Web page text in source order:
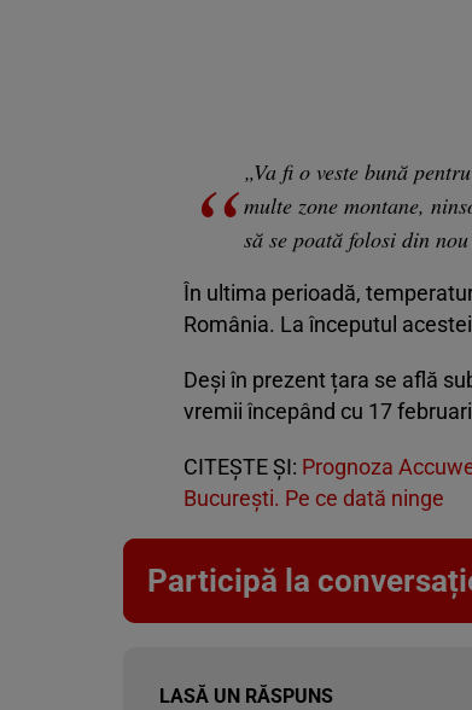
„Va fi o veste bună
multe zone montane,
să se poată folosi din
În ultima perioadă,
România. La începutul
Deși în prezent țara se află
vremii începând cu 17
CITEȘTE ȘI: Prognoza
București. Pe ce dată ninge
Participă la
LASĂ UN RĂSPUNS